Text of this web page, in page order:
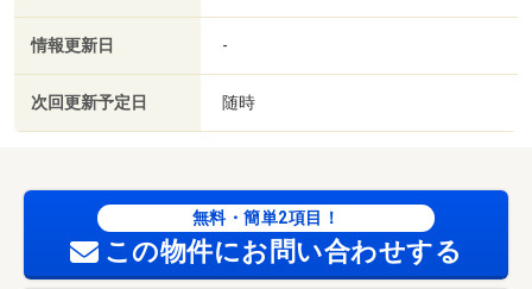
情報更新日 -
次回更新予定日 随時
無料・簡単2項目！
この物件にお問い合わせする